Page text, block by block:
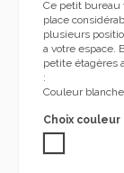
Ce petit bureau
place
plusieurs
a votre espace.
petite étagères
:
Couleur
Choix couleur